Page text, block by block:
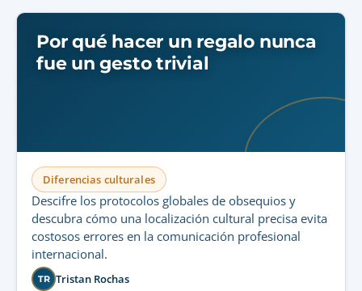
Por qué hacer un regalo nunca
fue un gesto trivial
Diferencias culturales
Descifre los protocolos globales de obsequios y
descubra cómo una localización cultural precisa evita
costosos errores en la comunicación profesional
internacional.
TR Tristan Rochas